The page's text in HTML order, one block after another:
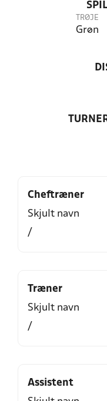
TRØJE
Grøn
Cheftræner
Skjult navn
/
Træner
Skjult navn
/
Assistent